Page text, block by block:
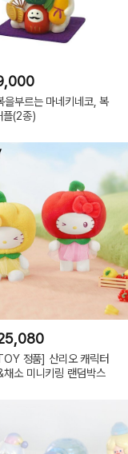
을부르는 마네키네코, 복
플(2종)
정품] 산리오 캐릭터
채소 미니키링 랜덤박스